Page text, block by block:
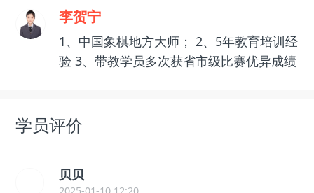
李贺宁
1、中国象棋地方大师； 2、5年教育培训经
验 3、带教学员多次获省市级比赛优异成绩
学员评价
贝贝